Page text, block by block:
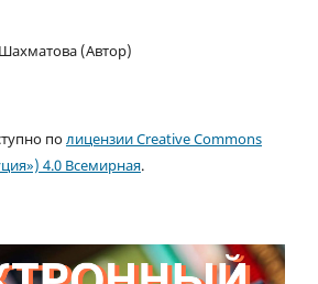
(Автор)
полицензии Creative Commons
4.0 Всемирная.